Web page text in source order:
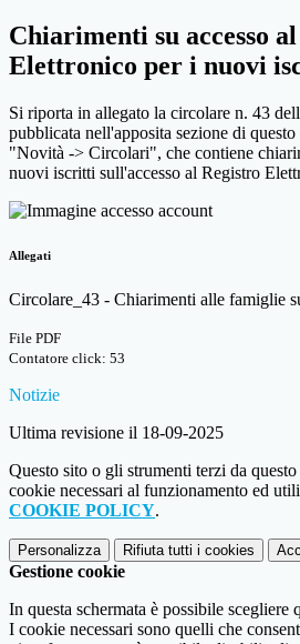
Chiarimenti su accesso
Elettronico per i nuovi
Si riporta in allegato la circolare n. 43
pubblicata nell'apposita sezione di
"Novità -> Circolari", che contiene
nuovi iscritti sull'accesso al Registro
Allegati
Circolare_43 - Chiarimenti alle famiglie
File PDF
Contatore click: 53
Notizie
Ultima revisione il 18-09-2025
Questo sito o gli strumenti terzi da
cookie necessari al funzionamento ed
COOKIE POLICY.
Personalizza Rifiuta tutti i cookies
Gestione cookie
In questa schermata è possibile scegliere
I cookie necessari sono quelli che